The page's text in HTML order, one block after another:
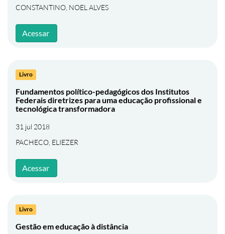
CONSTANTINO, NOEL ALVES
Acessar
Livro
Fundamentos político-pedagógicos dos Institutos
Federais diretrizes para uma educação profissional e
tecnológica transformadora
31 jul 2018
PACHECO, ELIEZER
Acessar
Livro
Gestão em educação à distância